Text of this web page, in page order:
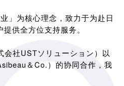
」为核心理念，致力于为赴日
供全方位支持服务。
会社USTソリューション）以
＆Co.）的协同合作，我